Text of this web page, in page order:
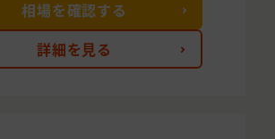
詳細を見る
相場を確認する